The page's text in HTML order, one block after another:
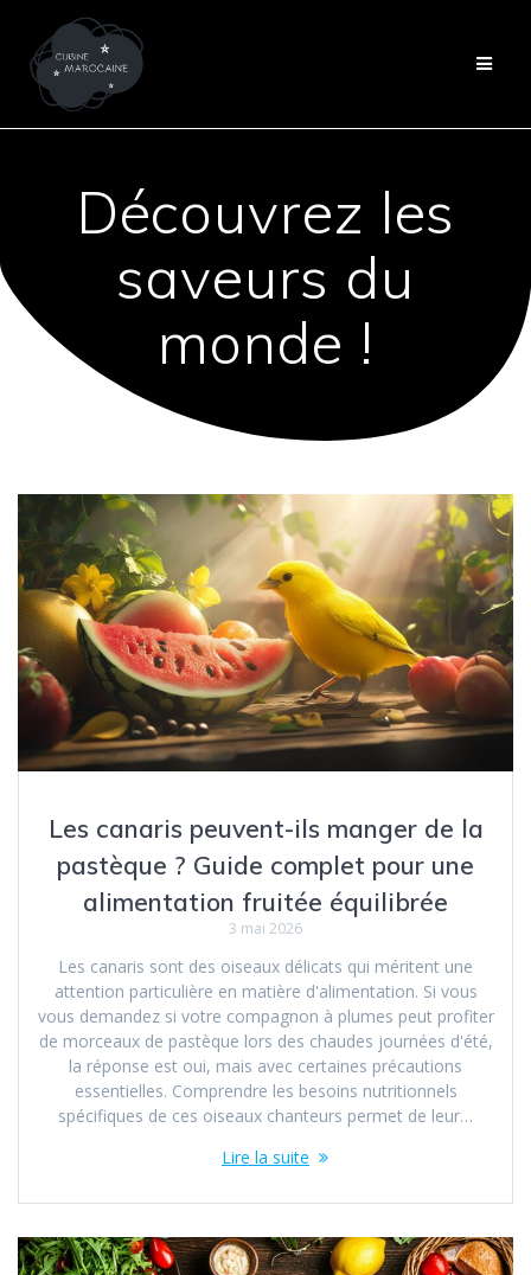
Découvrez les
saveurs du
monde !
Les canaris peuvent-ils manger de la
pastèque ? Guide complet pour une
alimentation fruitée équilibrée
3 mai 2026
Les canaris sont des oiseaux délicats qui méritent une
attention particulière en matière d'alimentation. Si vous
vous demandez si votre compagnon à plumes peut profiter
de morceaux de pastèque lors des chaudes journées d'été,
la réponse est oui, mais avec certaines précautions
essentielles. Comprendre les besoins nutritionnels
spécifiques de ces oiseaux chanteurs permet de leur…
Lire la suite